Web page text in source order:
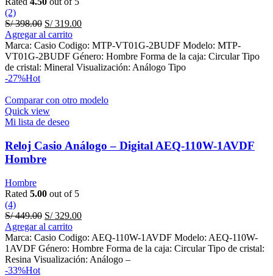
(2)
S/398.00 Original
price
was:
S/ 398.00.
S/319.00Current
is:
S/ 319.00.
Agregar al carrito
Marca: Casio Codigo: MTP-VT01G-2BUDF Modelo: MTP-
VT01G-2BUDF Género: Hombre Forma de la caja: Circular Tipo
de cristal: Mineral Visualización: Análogo Tipo
-27%Hot
Comparar con otro modelo
Quick view
Mi lista de deseo
Reloj Casio Análogo – Digital AEQ-110W-1AVDF
Hombre
Hombre
Rated 5.00 out of 5
(4)
S/449.00 Original
price
was:
S/ 449.00.
S/329.00Current
is:
S/ 329.00.
Agregar al carrito
Marca: Casio Codigo: AEQ-110W-1AVDF Modelo: AEQ-110W-
1AVDF Género: Hombre Forma de la caja: Circular Tipo de cristal:
Resina Visualización: Análogo –
-33%Hot